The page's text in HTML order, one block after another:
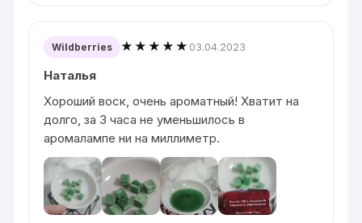
Wildberries ★★★★★ 03.04.2023
Наталья
Хороший воск, очень ароматный! Хватит на
долго, за 3 часа не уменьшилось в
аромалампе ни на миллиметр.